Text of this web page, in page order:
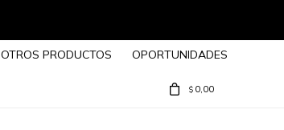
OTROS PRODUCTOS OPORTUNIDADES
$ 0,00